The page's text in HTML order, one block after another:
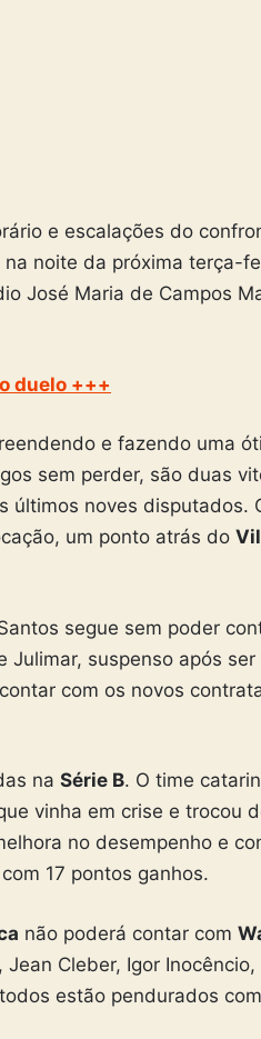
e escalações do
noite da próxima terça-
José Maria de Campos
duelo +++
e fazendo uma
sem perder, são duas
últimos noves disputados.
um ponto atrás do
segue sem poder
suspenso após ser
com os novos
na Série B. O time
vinha em crise e trocou
no desempenho e
17 pontos ganhos.
não poderá contar com
Cleber, Igor Inocêncio,
estão pendurados